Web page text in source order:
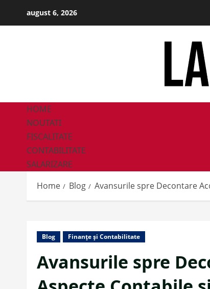
august 6, 2026
HOME
NOUTATI
FISCALITATE
CONTABILITATE
SALARIZARE
Home Blog Avansurile spre Decontare
Blog Finanțe și Contabilitate
Avansurile spre